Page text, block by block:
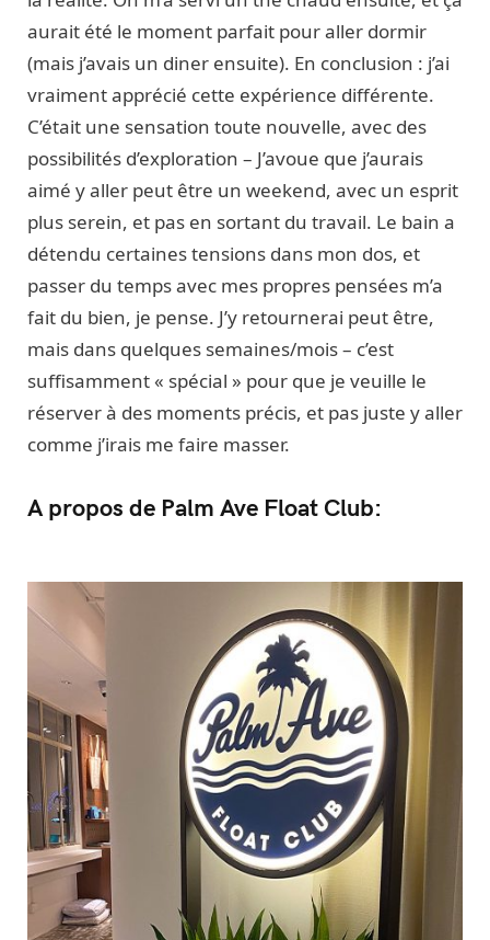
aurait été le moment parfait pour aller dormir
(mais j’avais un diner ensuite). En conclusion : j’ai
vraiment apprécié cette expérience différente.
C’était une sensation toute nouvelle, avec des
possibilités d’exploration – J’avoue que j’aurais
aimé y aller peut être un weekend, avec un esprit
plus serein, et pas en sortant du travail. Le bain a
détendu certaines tensions dans mon dos, et
passer du temps avec mes propres pensées m’a
fait du bien, je pense. J’y retournerai peut être,
mais dans quelques semaines/mois – c’est
suffisamment « spécial » pour que je veuille le
réserver à des moments précis, et pas juste y aller
comme j’irais me faire masser.
A propos de Palm Ave Float Club: